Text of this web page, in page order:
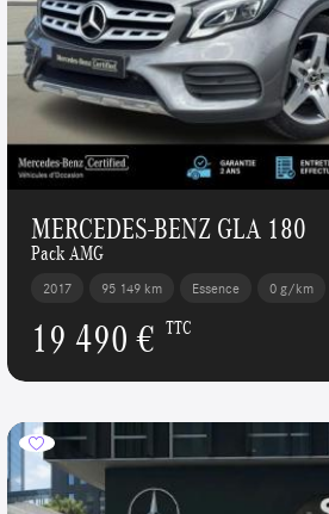
MERCEDES-BENZ GLA 180
Pack AMG
2017 95 149 km Essence 0 g/km
19 490 € TTC